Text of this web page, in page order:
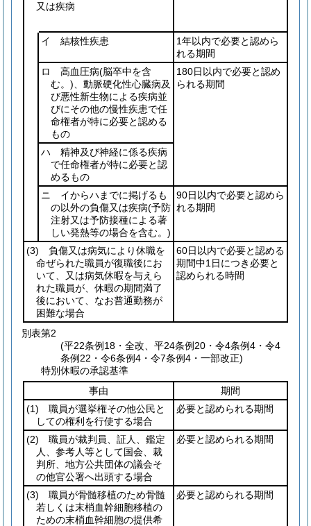
又は疾病
イ 結核性疾患
1年以内で必要と認めら
れる期間
ロ 高血圧病(脳卒中を含
む。) 、動脈硬化性心臓病及
び悪性新生物による疾病並
びにその他の慢性疾患で任
命権者が特に必要と認める
もの
180日以内で必要と認め
られる期間
ハ 精神及び神経に係る疾病
で任命権者が特に必要と認
めるもの
ニ イからハまでに掲げるも
の以外の負傷又は疾病(予防
注射又は予防接種による著
しい発熱等の場合を含む。)
90日以内で必要と認めら
れる期間
(3) 負傷又は病気により休職を
命ぜられた職員が復職後にお
いて、又は病気休暇を与えら
れた職員が、休暇の期間満了
後において、なお普通勤務が
困難な場合
60日以内で必要と認める
期間中1日につき必要と
認められる時間
別表第2
(平22条例18・全改、平24条例20・令4条例4・令4
条例22・令6条例4・令7条例4・一部改正)
特別休暇の承認基準
事由
期間
(1) 職員が選挙権その他公民と
しての権利を行使する場合
必要と認められる期間
(2) 職員が裁判員、証人、鑑定
人、参考人等として国会、裁
判所、地方公共団体の議会そ
の他官公署へ出頭する場合
必要と認められる期間
(3) 職員が骨髄移植のため骨髄
若しくは末梢血幹細胞移植の
ための末梢血幹細胞の提供希
必要と認められる期間